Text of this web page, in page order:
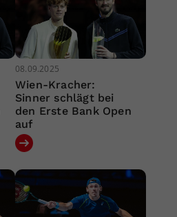
08.09.2025
Wien-Kracher:
Sinner schlägt bei
den Erste Bank Open
auf